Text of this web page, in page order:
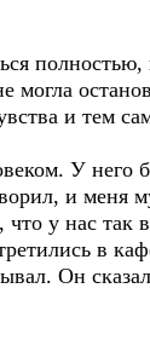
могла
и тем
У него
и меня
у нас так
в
Он